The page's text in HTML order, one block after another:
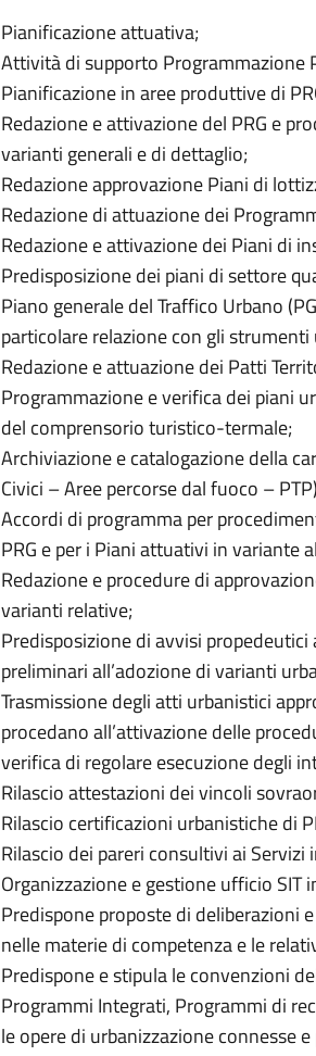
Pianificazione attuativa;
Attività di supporto Programmazione
Pianificazione in aree produttive di
Redazione e attivazione del PRG e
varianti generali e di dettaglio;
Redazione approvazione Piani di
Redazione di attuazione dei
Redazione e attivazione dei Piani di
Predisposizione dei piani di settore
Piano generale del Traffico Urbano
particolare relazione con gli
Redazione e attuazione dei Patti
Programmazione e verifica dei piani
del comprensorio turistico-termale;
Archiviazione e catalogazione della
Civici – Aree percorse dal fuoco –
Accordi di programma per
PRG e per i Piani attuativi in variante
Redazione e procedure di
varianti relative;
Predisposizione di avvisi
preliminari all’adozione di varianti
Trasmissione degli atti urbanistici
procedano all’attivazione delle
verifica di regolare esecuzione degli
Rilascio attestazioni dei vincoli
Rilascio certificazioni urbanistiche di
Rilascio dei pareri consultivi ai
Organizzazione e gestione ufficio SIT
Predispone proposte di deliberazioni
nelle materie di competenza e le
Predispone e stipula le convenzioni
Programmi Integrati, Programmi di
le opere di urbanizzazione connesse